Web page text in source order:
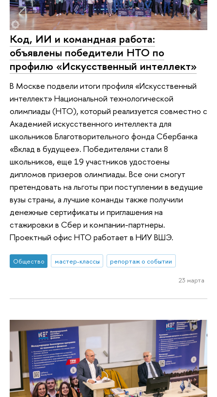
Код, ИИ и командная работа:
объявлены победители НТО по
профилю «Искусственный интеллект»
В Москве подвели итоги профиля «Искусственный
интеллект» Национальной технологической
олимпиады (НТО), который реализуется совместно с
Академией искусственного интеллекта для
школьников Благотворительного фонда Сбербанка
«Вклад в будущее». Победителями стали 8
школьников, еще 19 участников удостоены
дипломов призеров олимпиады. Все они смогут
претендовать на льготы при поступлении в ведущие
вузы страны, а лучшие команды также получили
денежные сертификаты и приглашения на
стажировки в Сбер и компании-партнеры.
Проектный офис НТО работает в НИУ ВШЭ.
Общество мастер-классы репортаж о событии
23 марта